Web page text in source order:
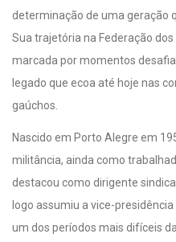
determinação de uma geração
Sua trajetória na Federação dos
marcada por momentos
legado que ecoa até hoje nas
gaúchos.
Nascido em Porto Alegre em
militância, ainda como
destacou como dirigente
logo assumiu a vice-
um dos períodos mais difíceis